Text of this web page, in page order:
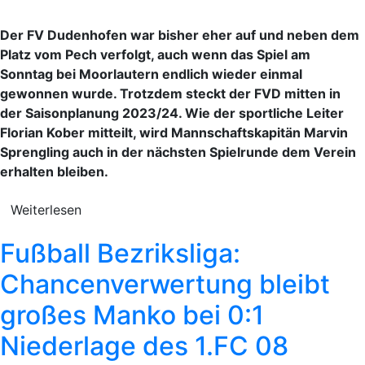
Der FV Dudenhofen war bisher eher auf und neben dem
Platz vom Pech verfolgt, auch wenn das Spiel am
Sonntag bei Moorlautern endlich wieder einmal
gewonnen wurde. Trotzdem steckt der FVD mitten in
der Saisonplanung 2023/24. Wie der sportliche Leiter
Florian Kober mitteilt, wird Mannschaftskapitän Marvin
Sprengling auch in der nächsten Spielrunde dem Verein
erhalten bleiben.
Weiterlesen
Fußball Bezriksliga:
Chancenverwertung bleibt
großes Manko bei 0:1
Niederlage des 1.FC 08